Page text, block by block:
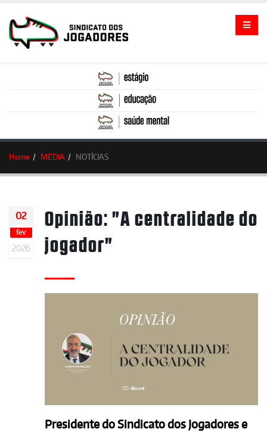
Home MEDIA NOTÍCIAS
02
fev
2026
Opinião: "A centralidade do
jogador"
Presidente do Sindicato dos Jogadores e